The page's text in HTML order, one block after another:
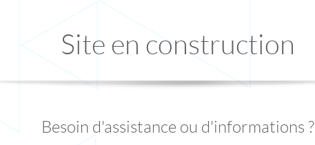
Site en construction
Besoin d'assistance ou d'informations ?